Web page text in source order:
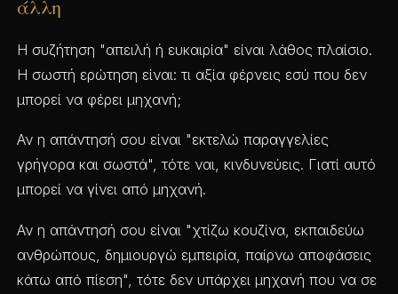
άλλη
Η συζήτηση "απειλή ή ευκαιρία" είναι λάθος πλαίσιο.
Η σωστή ερώτηση είναι: τι αξία φέρνεις εσύ που δεν
μπορεί να φέρει μηχανή;
Αν η απάντησή σου είναι "εκτελώ παραγγελίες
γρήγορα και σωστά", τότε ναι, κινδυνεύεις. Γιατί αυτό
μπορεί να γίνει από μηχανή.
Αν η απάντησή σου είναι "χτίζω κουζίνα, εκπαιδεύω
ανθρώπους, δημιουργώ εμπειρία, παίρνω αποφάσεις
κάτω από πίεση", τότε δεν υπάρχει μηχανή που να σε